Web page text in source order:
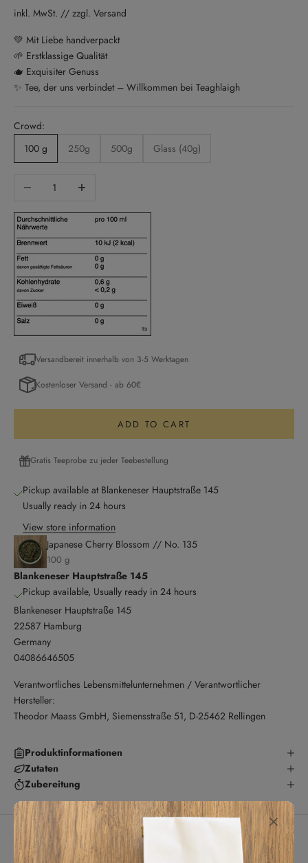
inkl. MwSt. // zzgl. Versand
💚 Mit Liebe handverpackt
🌱 Erstklassige Qualität
🫖 Exquisiter Genuss
✨ Tee, der uns verbindet – Willkommen bei Teaghlaigh
Crowd:
100 g
250g 500g Glass (40g)
Decrease quantityIncrease quantity
Versandbereit innerhalb von 3-5 Werktagen
Kostenloser Versand - ab 60€
ADD TO CART
Gratis Teeprobe zu jeder Teebestellung
Pickup available at Blankeneser Hauptstraße 145
Usually ready in 24 hours
View store information
Japanese Cherry Blossom // No. 135
100 g
Blankeneser Hauptstraße 145
Pickup available, Usually ready in 24 hours
Blankeneser Hauptstraße 145
22587 Hamburg
Germany
04086646505
Verantwortliches Lebensmittelunternehmen / Verantwortlicher
Hersteller:
Theodor Maass GmbH, Siemensstraße 51, D-25462 Rellingen
Produktinformationen
Zutaten
Zubereitung
Kundenbewertungen